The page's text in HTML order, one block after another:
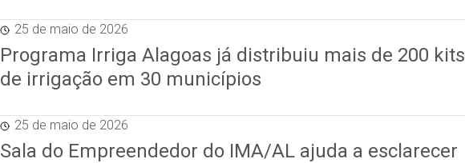
25 de maio de 2026
Programa Irriga Alagoas já distribuiu mais de 200 kits
de irrigação em 30 municípios
25 de maio de 2026
Sala do Empreendedor do IMA/AL ajuda a esclarecer